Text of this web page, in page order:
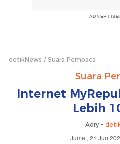
detikNews Suara Pembaca
Suara
Internet
Lebih
Adry -
Jumat, 21 Jun